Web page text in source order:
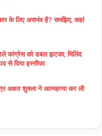
के लिए असभंव है? समझिए, कहां
कांग्रेस को डबल झटका, मिलिंद
से दिया इस्तीफा
अक्षत शुक्ला ने आत्महत्या कर ली